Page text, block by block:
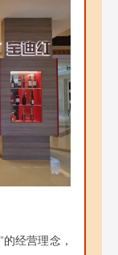
经营理念，